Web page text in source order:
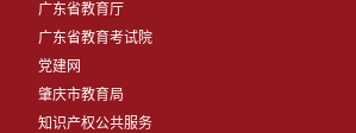
广东省教育厅
广东省教育考试院
党建网
肇庆市教育局
知识产权公共服务